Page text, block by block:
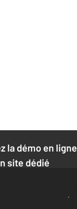
la démo en ligne
site dédié